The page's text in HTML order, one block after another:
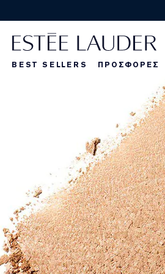
BEST SELLERS ΠΡΟΣΦΟΡΕΣ